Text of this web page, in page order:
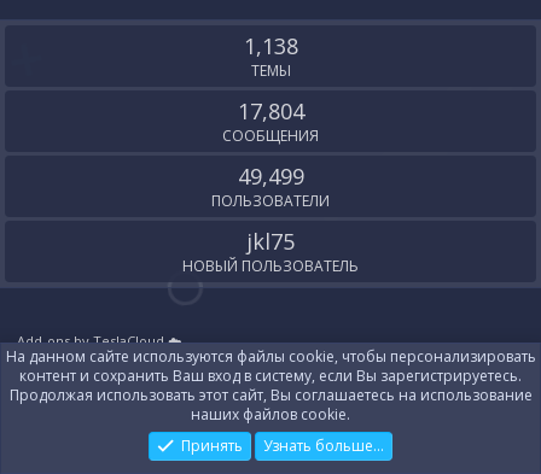
S
1,138
ТЕМЫ
17,804
СООБЩЕНИЯ
49,499
ПОЛЬЗОВАТЕЛИ
jkl75
НОВЫЙ ПОЛЬЗОВАТЕЛЬ
Add-ons by TeslaCloud ☁️
Локализация отXenForo.Info
Контакты
На данном сайте используются файлы cookie, чтобы персонализировать
контент и сохранить Ваш вход в систему, если Вы зарегистрируетесь.
Продолжая использовать этот сайт, Вы соглашаетесь на использование
наших файлов cookie.
Принять
Узнать больше...